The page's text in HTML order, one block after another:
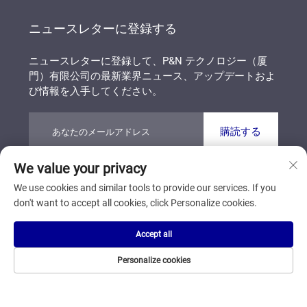
ニュースレターに登録する
ニュースレターに登録して、P&N テクノロジー（厦
門）有限公司の最新業界ニュース、アップデートおよ
び情報を入手してください。
購読する
著作権 © P&N テクノロジー（厦門）有限公司 すべて
の権利を保有しています
プライバシーポリシー
ホームページ 製品 について お問い合わせ
We value your privacy
We use cookies and similar tools to provide our services. If you
don't want to accept all cookies, click Personalize cookies.
Personalize cookies
Accept all